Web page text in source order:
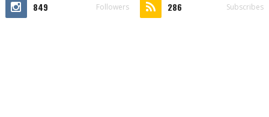
849 Followers 286 Subscribes